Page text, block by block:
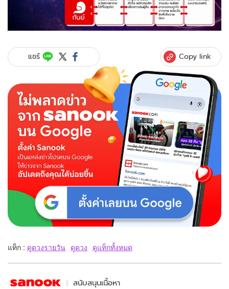
แชร์ Copy link
แท็ก : ดูดวงรายวัน ดูดวง ดูแท็กทั้งหมด
สนับสนุนเนื้อหา